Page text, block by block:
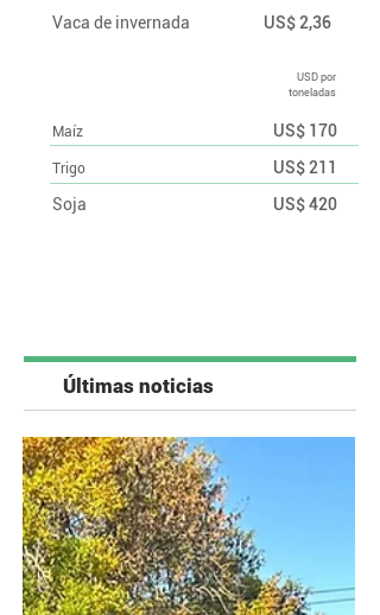
Vaca de invernada
US$ 2,36
USD por
toneladas
Maíz
Trigo
Soja
US$ 170
US$ 211
US$ 420
Últimas noticias